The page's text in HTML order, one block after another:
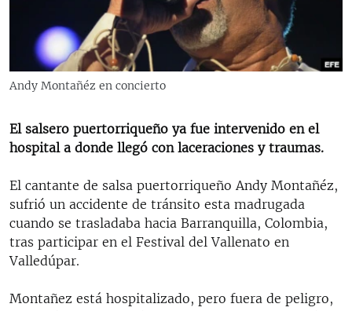
ESPECIALES
ESPECIALES
SER VIEJO EN CUBA
KENTU-CUBANO
LOS SANTOS DE HIALEAH
DESINFORMACIÓN RUSA EN AMÉRICA LATINA
LA INVASIÓN DE RUSIA A UCRANIA
MULTIMEDIA
SÍGUENOS
Andy Montañéz en concierto
El salsero puertorriqueño ya fue intervenido en el
hospital a donde llegó con laceraciones y traumas.
El cantante de salsa puertorriqueño Andy Montañéz,
sufrió un accidente de tránsito esta madrugada
cuando se trasladaba hacia Barranquilla, Colombia,
tras participar en el Festival del Vallenato en
Valledúpar.
Montañez está hospitalizado, pero fuera de peligro,